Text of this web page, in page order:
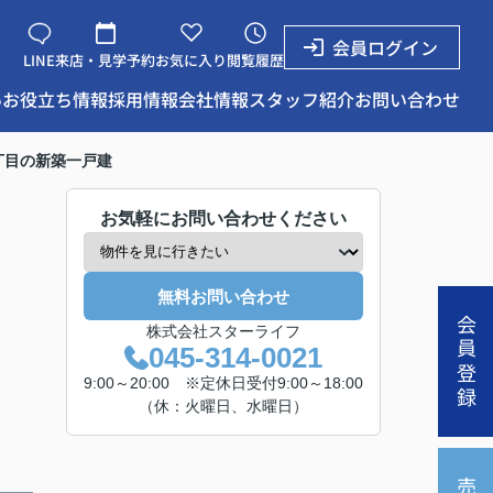
LINE来店・見学予約お気に入り閲覧履歴
会員ログイン
お役立ち情報採用情報会社情報スタッフ紹介お問い合わせ
会員登録
の新築一戸建
お気軽にお問い合わせください
無料お問い合わせ
株式会社スターライフ
045-314-0021
9:00～20:00 ※定休日受付9:00～18:00
（休：火曜日、水曜日）